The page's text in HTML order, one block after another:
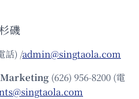
磯
話) /admin@singtaola.com
(626) 956-8200 (電